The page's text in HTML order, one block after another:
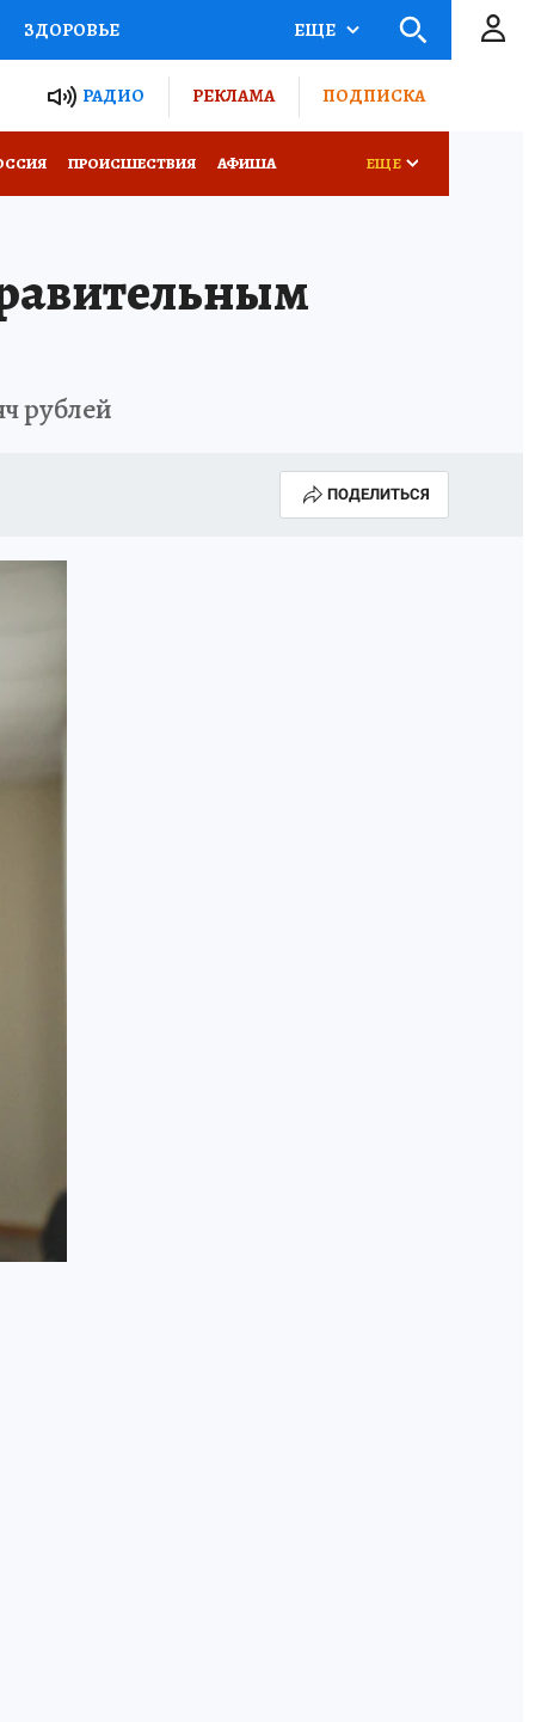
ЗДОРОВЬЕ
РОССИИ
ЕЩЕ
РАДИО РЕКЛАМА ПОДПИСКА
ПРОИСШЕСТВИЯ АФИША ЕЩЕ
рублей
ПОДЕЛИТЬСЯ